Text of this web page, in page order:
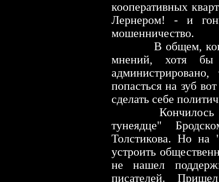
кооперативных
Лернером! -и
мошенничество.
В общем, когда
мнений, хотя
попасться на зуб
сделать себе
Кончилось же
тунеядце"
Толстикова. Но на
устроить
не нашел
писателей.